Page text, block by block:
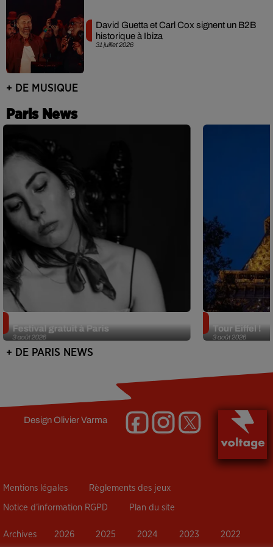
31 juillet 2026
David Guetta et Carl Cox signent un B2B
historique à Ibiza
+ DE MUSIQUE
Paris News
3 août 2026
Festival gratuit à Paris
3 août 2026
Tour Eiffel !
+ DE PARIS NEWS
DesignOlivier Varma
Mentions légales Règlements des jeux
Notice d’information RGPD Plan du site
Archives 2026 2025 2024 2023 2022